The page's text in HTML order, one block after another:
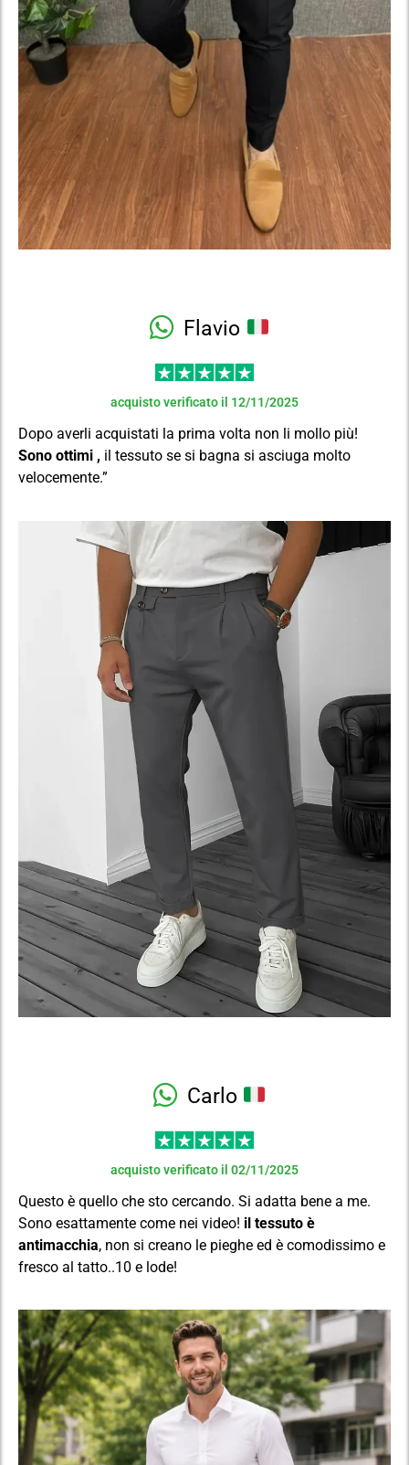
Flavio
acquisto verificato il 12/11/2025
Dopo averli acquistati la prima volta non li mollo più!
Sono ottimi , il tessuto se si bagna si asciuga molto
velocemente.”
Carlo
acquisto verificato il 02/11/2025
Questo è quello che sto cercando. Si adatta bene a me.
Sono esattamente come nei video! il tessuto è
antimacchia, non si creano le pieghe ed è comodissimo e
fresco al tatto..10 e lode!